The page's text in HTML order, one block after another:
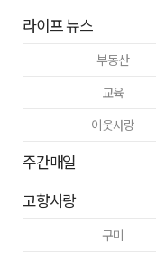
라이프 뉴스
부동산
교육
이웃사랑
주간매일
고향사랑
구미